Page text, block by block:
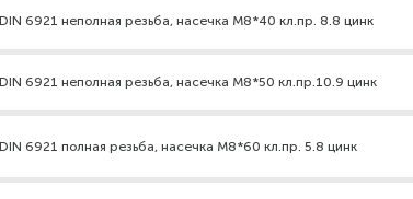
6921 неполная резьба, насечка М8*40 кл.пр. 8.8 цинк
6921 неполная резьба, насечка М8*50 кл.пр.10.9 цинк
6921 полная резьба, насечка М8*60 кл.пр. 5.8 цинк